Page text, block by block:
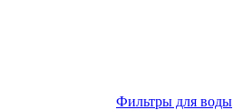
Фильтры для воды